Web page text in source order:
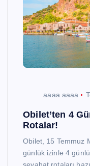
aaaa aaaa
Obilet’ten 4
Rotalar!
Obilet, 15 Temmuz
günlük izinle 4